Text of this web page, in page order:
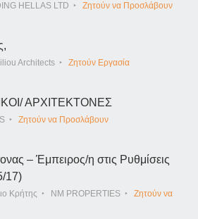
HELLAS LTD Ζητούν να Προσλάβουν
Architects Ζητούν Εργασία
ΑΡΧΙΤΕΚΤΟΝΕΣ
Ζητούν να Προσλάβουν
– Έμπειρος/η στις Ρυθμίσεις
17)
Κρήτης NM PROPERTIES
Ζητούν να